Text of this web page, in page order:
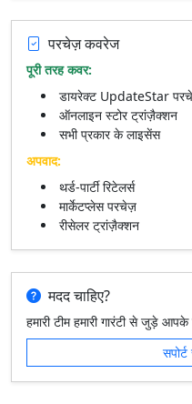
परचेज़ कवरेज
पूरी तरह कवर:
डायरेक्ट UpdateStar
ऑनलाइन स्टोर ट्रांज़ैक्शन
सभी प्रकार के लाइसेंस
अपवाद:
थर्ड‑पार्टी रिटेलर्स
मार्केटप्लेस परचेज़
रीसेलर ट्रांज़ैक्शन
मदद चाहिए?
हमारी टीम हमारी गारंटी से जुड़े